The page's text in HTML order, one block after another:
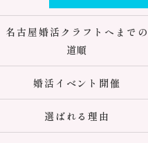
名古屋婚活クラフトへまでの
道順
婚活イベント開催
選ばれる理由